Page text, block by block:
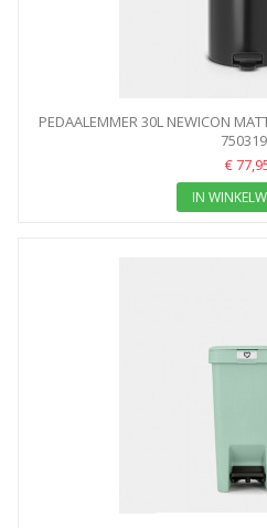
PEDAALEMMER 30L NEWICON
€
IN